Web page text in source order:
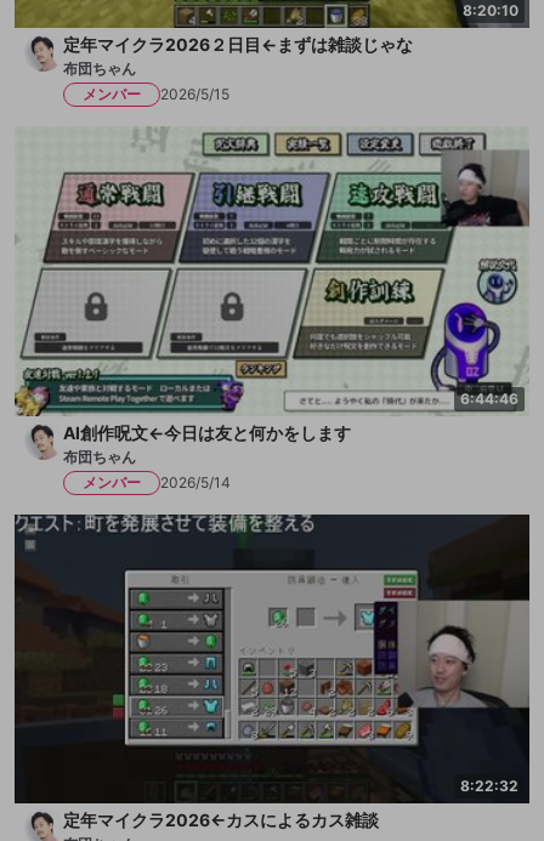
8:20:10
定年マイクラ2026２日目←まずは雑談じゃな
布団ちゃん
メンバー
2026/5/15
6:44:46
AI創作呪文←今日は友と何かをします
布団ちゃん
メンバー
2026/5/14
8:22:32
定年マイクラ2026←カスによるカス雑談